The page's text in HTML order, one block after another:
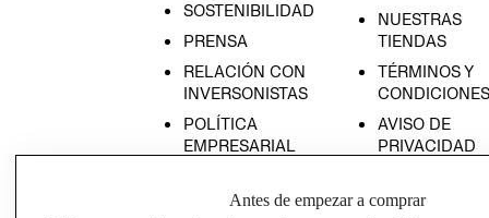
SOSTENIBILIDAD
PRENSA
RELACIÓN CON
INVERSONISTAS
POLÍTICA
EMPRESARIAL
NUESTRAS
TIENDAS
TÉRMINOS Y
CONDICIONES
AVISO DE
PRIVACIDAD
AVISO DE
Antes de empezar a comprar